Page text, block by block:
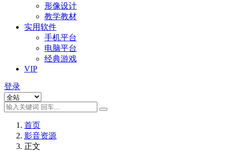
形像设计
教学教材
实用软件
手机平台
电脑平台
经典游戏
VIP
登录
首页
影音资源
正文